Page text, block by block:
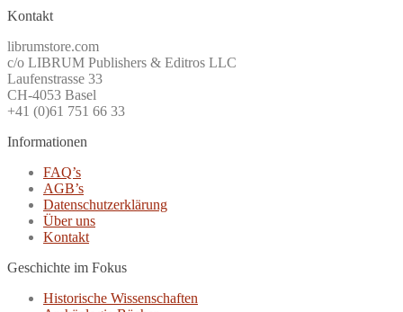
Kontakt
librumstore.com
c/o LIBRUM Publishers & Editros LLC
Laufenstrasse 33
CH-4053 Basel
+41 (0)61 751 66 33
Informationen
FAQ’s
AGB’s
Datenschutzerklärung
Über uns
Kontakt
Geschichte im Fokus
Historische Wissenschaften